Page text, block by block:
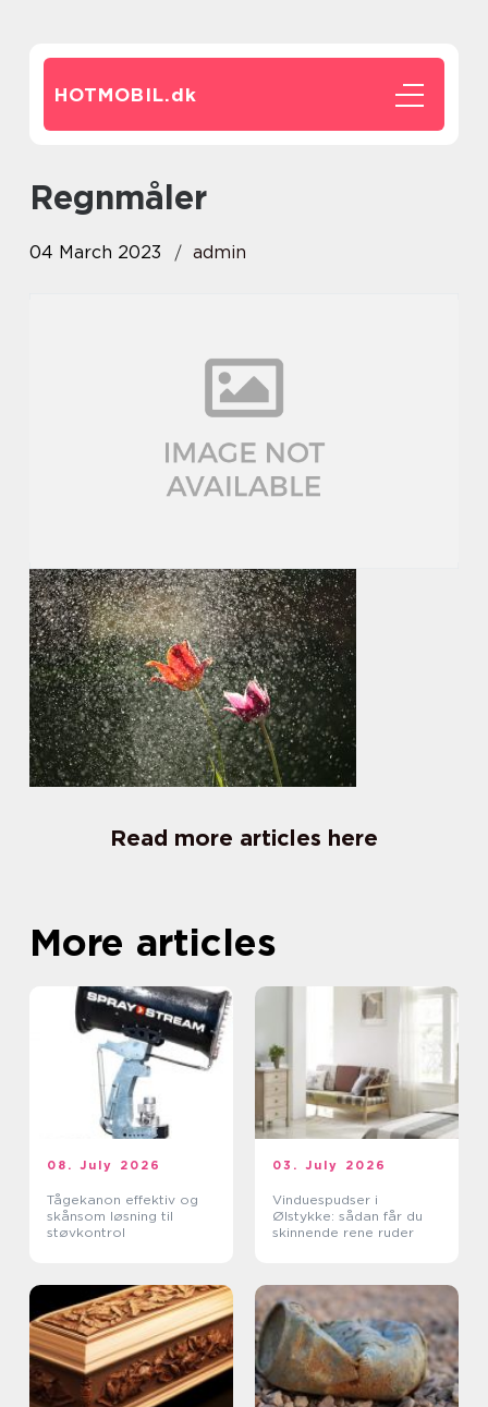
HOTMOBIL.dk
regnmåler
04 March 2023 admin
Read more articles here
More articles
08. July 2026
Tågekanon effektiv og
skånsom løsning til
støvkontrol
03. July 2026
Vinduespudser i
Ølstykke: sådan får du
skinnende rene ruder